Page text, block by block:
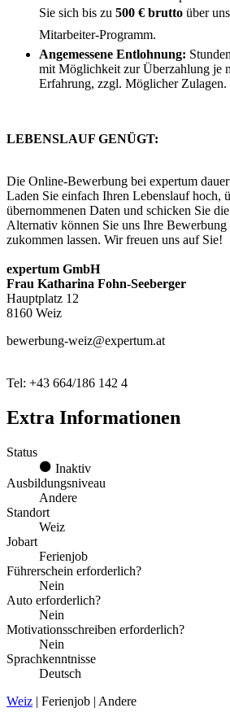
Sie sich bis zu 500 € brutto über
Mitarbeiter-Programm.
Angemessene Entlohnung:
mit Möglichkeit zur Überzahlung je
Erfahrung, zzgl. Möglicher Zulagen.
LEBENSLAUF GENÜGT:
Die Online-Bewerbung bei expertum
Laden Sie einfach Ihren Lebenslauf hoch,
übernommenen Daten und schicken Sie
Alternativ können Sie uns Ihre
zukommen lassen. Wir freuen uns auf Sie!
expertum GmbH
Frau Katharina Fohn-Seeberger
Hauptplatz 12
8160 Weiz
bewerbung-weiz@expertum.at
Tel: +43 664/186 142 4
Extra Informationen
Status
Inaktiv
Ausbildungsniveau
Andere
Standort
Weiz
Jobart
Ferienjob
Führerschein erforderlich?
Nein
Auto erforderlich?
Nein
Motivationsschreiben erforderlich?
Nein
Sprachkenntnisse
Deutsch
Weiz | Ferienjob | Andere